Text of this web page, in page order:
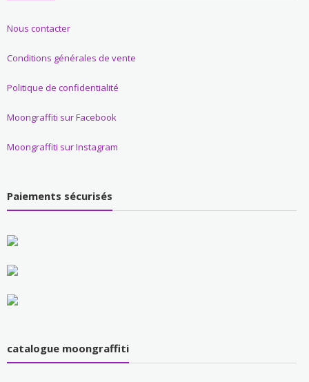
Nous contacter
Conditions générales de vente
Politique de confidentialité
Moongraffiti sur Facebook
Moongraffiti sur Instagram
Paiements sécurisés
catalogue moongraffiti